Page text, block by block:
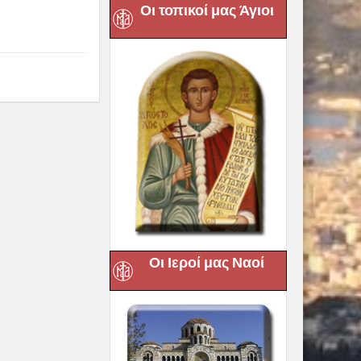
Οι τοπικοί μας Άγιοι
Οι Ιεροί μας Ναοί